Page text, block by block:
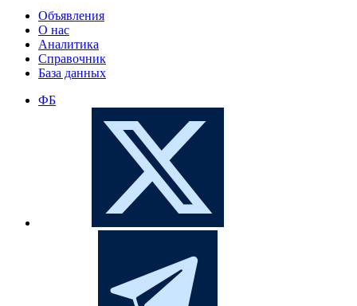
Объявления
О нас
Аналитика
Справочник
База данных
ФБ